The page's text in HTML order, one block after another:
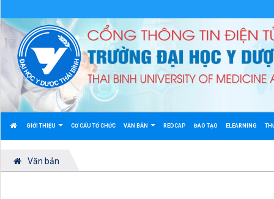
GIỚI THIỆU CƠ CẤU TỔ CHỨC VĂN BẢN REDCAP ĐÀO TẠO ELEARNING
Văn bản